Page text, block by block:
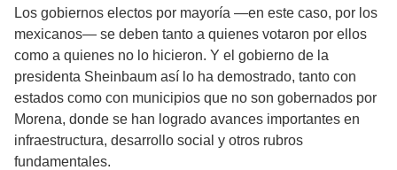
Los gobiernos electos por mayoría —en este caso, por los
mexicanos— se deben tanto a quienes votaron por ellos
como a quienes no lo hicieron. Y el gobierno de la
presidenta Sheinbaum así lo ha demostrado, tanto con
estados como con municipios que no son gobernados por
Morena, donde se han logrado avances importantes en
infraestructura, desarrollo social y otros rubros
fundamentales.